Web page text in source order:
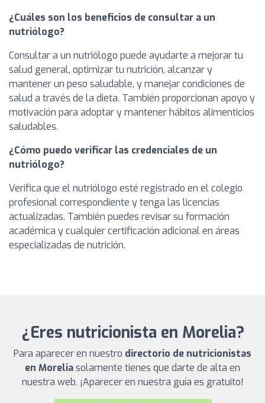
¿Cuáles son los beneficios de consultar a un
nutriólogo?
Consultar a un nutriólogo puede ayudarte a mejorar tu
salud general, optimizar tu nutrición, alcanzar y
mantener un peso saludable, y manejar condiciones de
salud a través de la dieta. También proporcionan apoyo y
motivación para adoptar y mantener hábitos alimenticios
saludables.
¿Cómo puedo verificar las credenciales de un
nutriólogo?
Verifica que el nutriólogo esté registrado en el colegio
profesional correspondiente y tenga las licencias
actualizadas. También puedes revisar su formación
académica y cualquier certificación adicional en áreas
especializadas de nutrición.
¿Eres nutricionista en Morelia?
Para aparecer en nuestro directorio de nutricionistas
en Moreliasolamente tienes que darte de alta en
nuestra web. ¡Aparecer en nuestra guía es gratuito!